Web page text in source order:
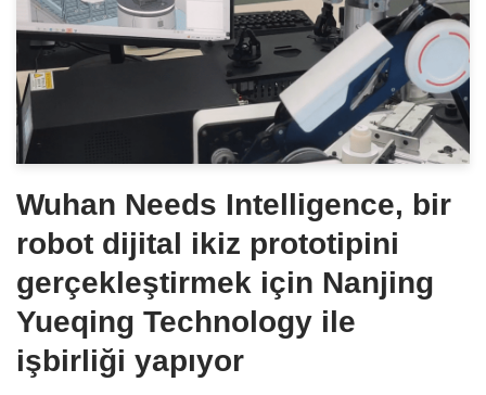
Wuhan Needs Intelligence, bir
robot dijital ikiz prototipini
gerçekleştirmek için Nanjing
Yueqing Technology ile
işbirliği yapıyor